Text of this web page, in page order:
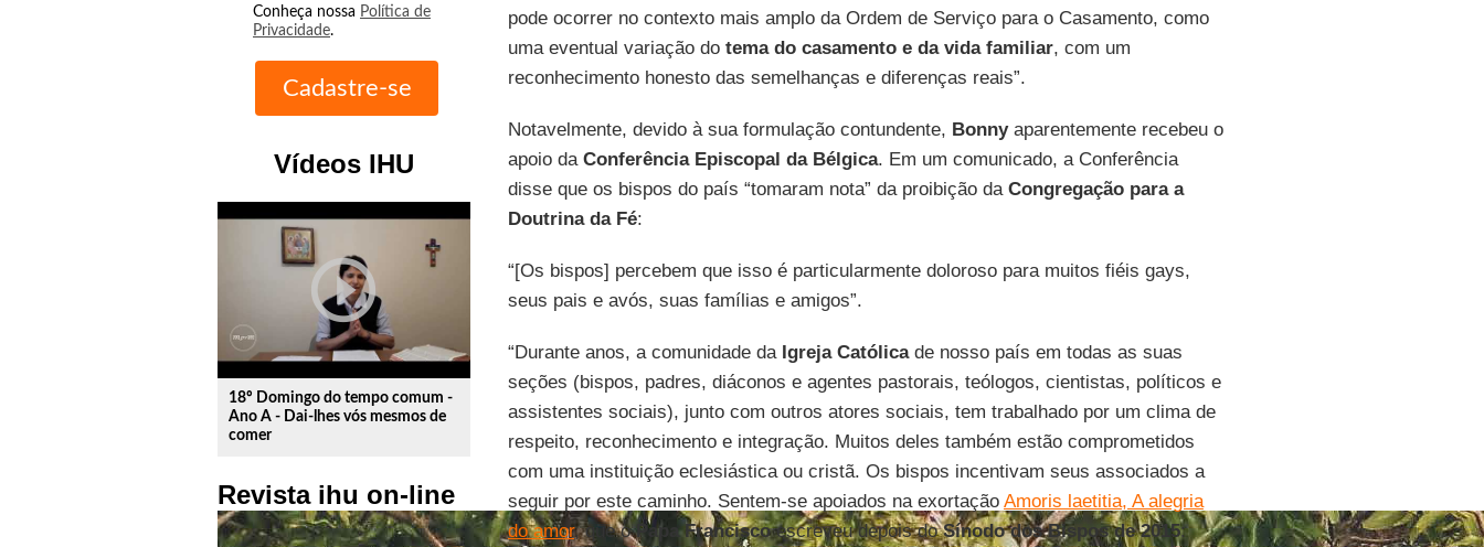
Conheça nossa Política de
Privacidade.
Vídeos IHU
play_circle_outline
18º Domingo do tempo comum -
Ano A - Dai-lhes vós mesmos de
comer
Revista ihu on-line
pode ocorrer no contexto mais amplo da Ordem de Serviço para o Casamento, como
uma eventual variação do tema do casamento e da vida familiar, com um
reconhecimento honesto das semelhanças e diferenças reais”.
Notavelmente, devido à sua formulação contundente, Bonnyaparentemente recebeu o
apoio da Conferência Episcopal da Bélgica. Em um comunicado, a Conferência
disse que os bispos do país “tomaram nota” da proibição da Congregação para a
Doutrina da Fé:
“[Os bispos] percebem que isso é particularmente doloroso para muitos fiéis gays,
seus pais e avós, suas famílias e amigos”.
“Durante anos, a comunidade da Igreja Católicade nosso país em todas as suas
seções (bispos, padres, diáconos e agentes pastorais, teólogos, cientistas, políticos e
assistentes sociais), junto com outros atores sociais, tem trabalhado por um clima de
respeito, reconhecimento e integração. Muitos deles também estão comprometidos
com uma instituição eclesiástica ou cristã. Os bispos incentivam seus associados a
seguir por este caminho. Sentem-se apoiados na exortação Amoris laetitia, A alegria
do amor, que oPapa Franciscoescreveu depois doSínodo dos Bispos de 2015: